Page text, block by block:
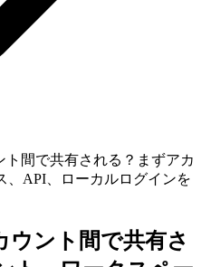
ト間で共有される？まずアカ
、API、ローカルログインを
ウント間で共有さ